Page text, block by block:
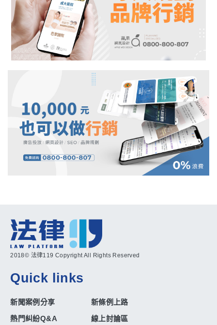
2018© 法律119 Copyright All Rights Reserved
Quick links
新聞案例分享
新條例上路
熱門糾紛Q&A
線上討論區